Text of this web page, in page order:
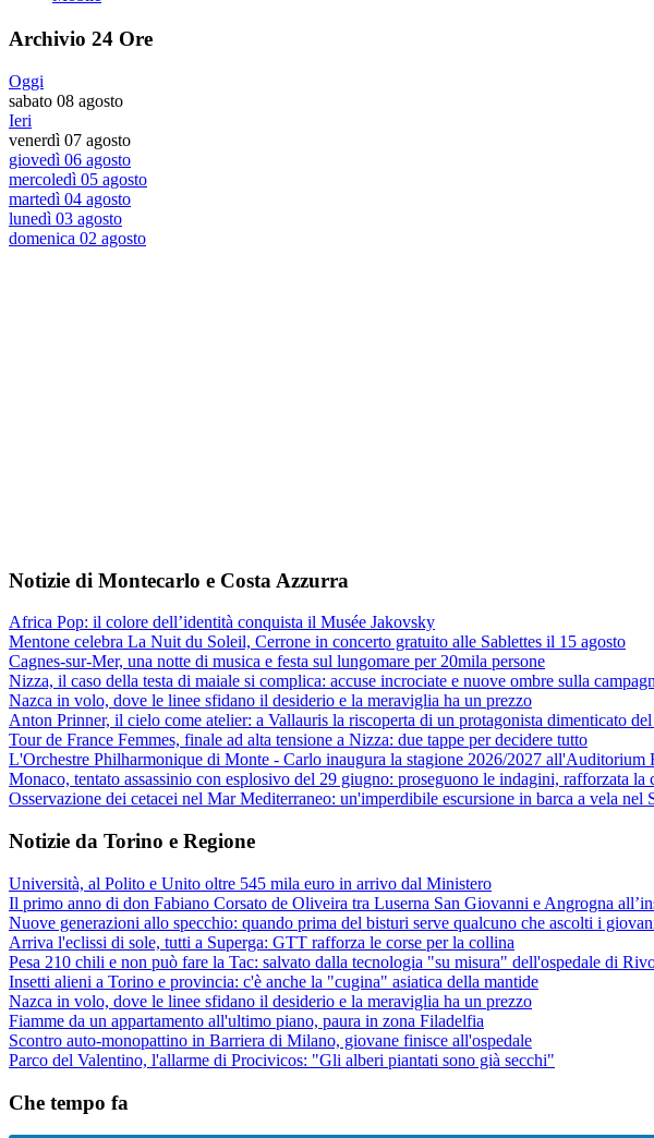
Archivio 24 Ore
Oggi
sabato 08 agosto
Ieri
venerdì 07 agosto
giovedì 06 agosto
mercoledì 05 agosto
martedì 04 agosto
lunedì 03 agosto
domenica 02 agosto
Notizie di Montecarlo e Costa Azzurra
Africa Pop: il colore dell’identità conquista il Musée Jakovsky
Mentone celebra La Nuit du Soleil, Cerrone in concerto gratuito alle Sablettes il 15 agosto
Cagnes-sur-Mer, una notte di musica e festa sul lungomare per 20mila persone
Nizza, il caso della testa di maiale si complica: accuse incrociate e nuove ombre sulla
Nazca in volo, dove le linee sfidano il desiderio e la meraviglia ha un prezzo
Anton Prinner, il cielo come atelier: a Vallauris la riscoperta di un protagonista dimenticato
Tour de France Femmes, finale ad alta tensione a Nizza: due tappe per decidere tutto
L'Orchestre Philharmonique di Monte - Carlo inaugura la stagione 2026/2027 all'Auditorium
Monaco, tentato assassinio con esplosivo del 29 giugno: proseguono le indagini, rafforzata
Osservazione dei cetacei nel Mar Mediterraneo: un'imperdibile escursione in barca a vela nel
Notizie da Torino e Regione
Università, al Polito e Unito oltre 545 mila euro in arrivo dal Ministero
Il primo anno di don Fabiano Corsato de Oliveira tra Luserna San Giovanni e Angrogna
Nuove generazioni allo specchio: quando prima del bisturi serve qualcuno che ascolti i
Arriva l'eclissi di sole, tutti a Superga: GTT rafforza le corse per la collina
Pesa 210 chili e non può fare la Tac: salvato dalla tecnologia "su misura" dell'ospedale di
Insetti alieni a Torino e provincia: c'è anche la "cugina" asiatica della mantide
Nazca in volo, dove le linee sfidano il desiderio e la meraviglia ha un prezzo
Fiamme da un appartamento all'ultimo piano, paura in zona Filadelfia
Scontro auto-monopattino in Barriera di Milano, giovane finisce all'ospedale
Parco del Valentino, l'allarme di Procivicos: "Gli alberi piantati sono già secchi"
Che tempo fa